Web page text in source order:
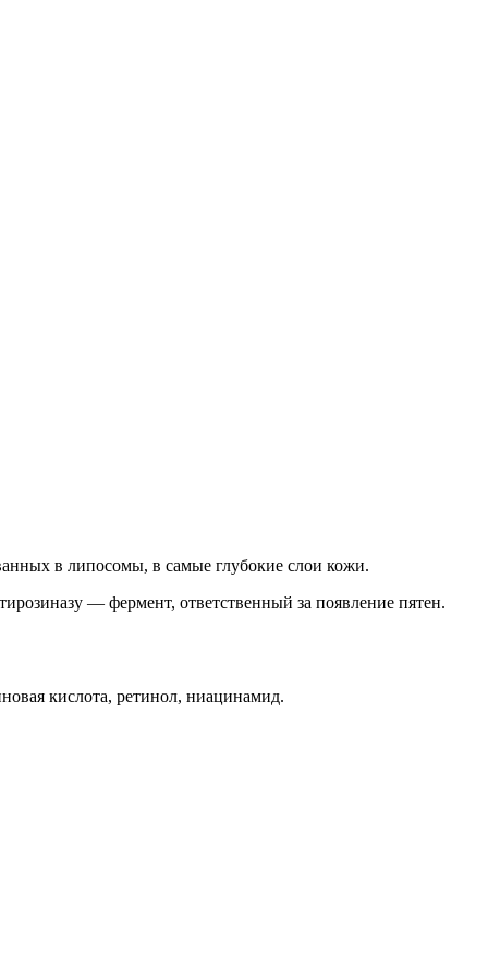
в липосомы, в самые глубокие слои кожи.
— фермент, ответственный за появление пятен.
кислота, ретинол, ниацинамид.